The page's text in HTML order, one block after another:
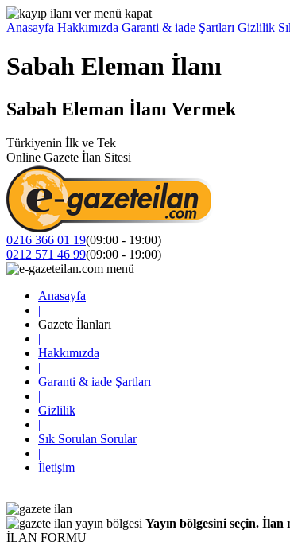
Anasayfa Hakkımızda Garanti & iade Şartları Gizlilik
Sabah Eleman İlanı
Sabah Eleman İlanı Vermek
Türkiyenin İlk ve Tek
Online Gazete İlan Sitesi
0216 366 01 19(09:00 - 19:00)
0212 571 46 99(09:00 - 19:00)
Anasayfa
|
Gazete İlanları
|
Hakkımızda
|
Garanti & iade Şartları
|
Gizlilik
|
Sık Sorulan Sorular
|
İletişim
Yayın bölgesini seçin.
İLAN FORMU